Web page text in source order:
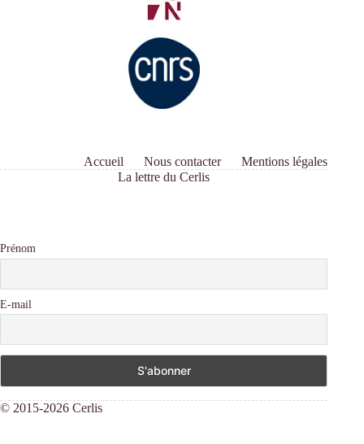
Accueil Nous contacter
Mentions légales
La lettre du Cerlis
Prénom
E-mail
© 2015-2026 Cerlis